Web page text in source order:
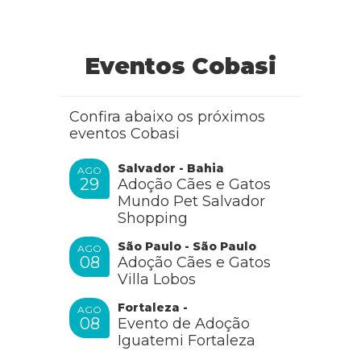
Eventos Cobasi
Confira abaixo os próximos
eventos Cobasi
AGO
29
Salvador - Bahia
Adoção Cães e Gatos
Mundo Pet Salvador
Shopping
AGO
08
São Paulo - São Paulo
Adoção Cães e Gatos
Villa Lobos
AGO
08
Fortaleza -
Evento de Adoção
Iguatemi Fortaleza